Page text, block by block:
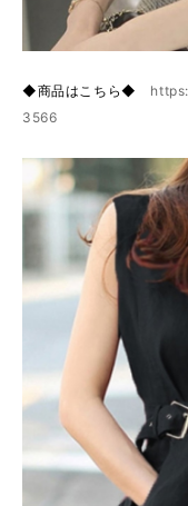
◆商品はこちら◆
3566